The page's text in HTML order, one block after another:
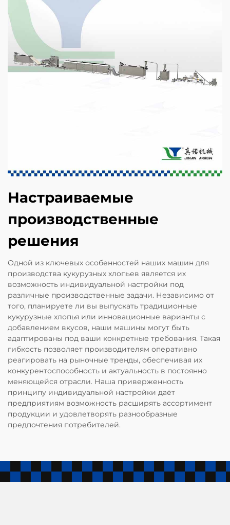
Настраиваемые
производственные
решения
Одной из ключевых особенностей наших машин для
производства кукурузных хлопьев является их
возможность индивидуальной настройки под
различные производственные задачи. Независимо от
того, планируете ли вы выпускать традиционные
кукурузные хлопья или инновационные варианты с
добавлением вкусов, наши машины могут быть
адаптированы под ваши конкретные требования. Такая
гибкость позволяет производителям оперативно
реагировать на рыночные тренды, обеспечивая их
конкурентоспособность и актуальность в постоянно
меняющейся отрасли. Наша приверженность
принципу индивидуальной настройки даёт
предприятиям возможность расширять ассортимент
продукции и удовлетворять разнообразные
предпочтения потребителей.